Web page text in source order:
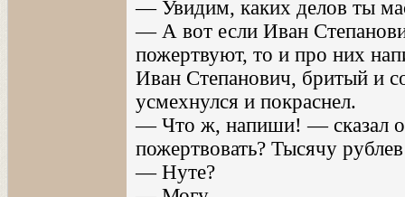
— Увидим, каких делов ты
— А вот если Иван
пожертвуют, то и про них
Иван Степанович, бритый и
усмехнулся и покраснел.
— Что ж, напиши! — сказал
пожертвовать? Тысячу
— Нуте?